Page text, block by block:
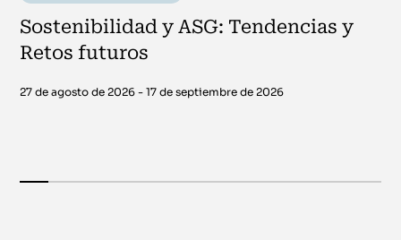
Sostenibilidad y ASG: Tendencias y
Retos futuros
27 de agosto de 2026 - 17 de septiembre de 2026